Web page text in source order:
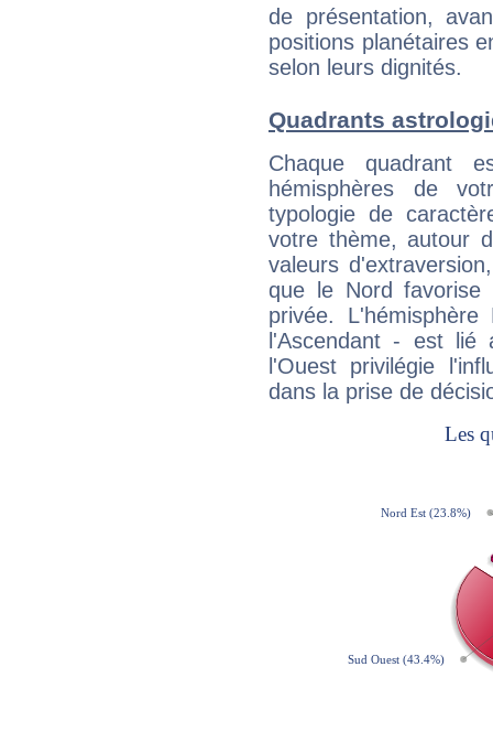
de présentation,
positions planétaires
selon leurs dignités.
Quadrants
Chaque quadrant
hémisphères de
typologie de
votre thème, autour
valeurs
que le Nord favorise
privée.
l'Ascendant - est
l'Ouest privilégie
dans la prise de